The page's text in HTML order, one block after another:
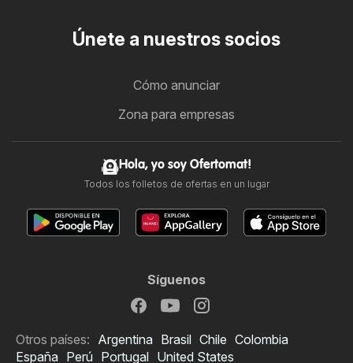
Únete a nuestros socios
Cómo anunciar
Zona para empresas
Hola, yo soy Ofertomat!
Todos los folletos de ofertas en un lugar
Síguenos
Otros países: Argentina Brasil Chile Colombia
España Perú Portugal United States